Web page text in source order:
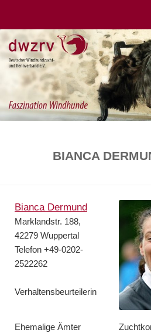
BIANCA
Bianca Dermund
Marklandstr. 188,
42279 Wuppertal
Telefon +49-0202-
2522262
Verhaltensbeurteilerin
Ehemalige Ämter